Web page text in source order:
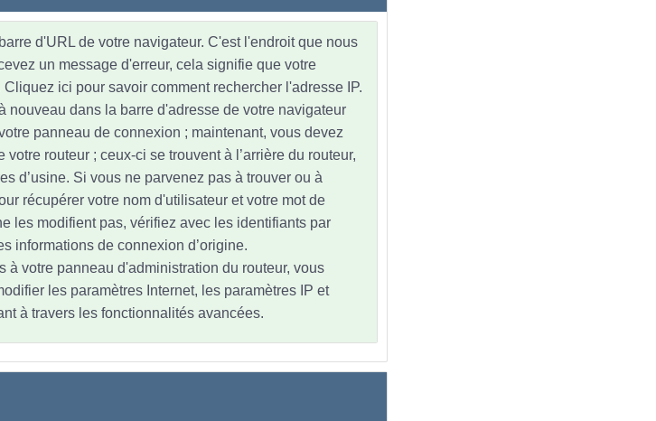
d'URL de votre navigateur. C'est l'endroit que nous
un message d'erreur, cela signifie que votre
ici pour savoir comment rechercher l'adresse IP.
nouveau dans la barre d'adresse de votre navigateur
panneau de connexion ; maintenant, vous devez
routeur ; ceux-ci se trouvent à l’arrière du routeur,
d’usine. Si vous ne parvenez pas à trouver ou à
récupérer votre nom d'utilisateur et votre mot de
les modifient pas, vérifiez avec les identifiants par
informations de connexion d’origine.
à votre panneau d'administration du routeur, vous
les paramètres Internet, les paramètres IP et
à travers les fonctionnalités avancées.